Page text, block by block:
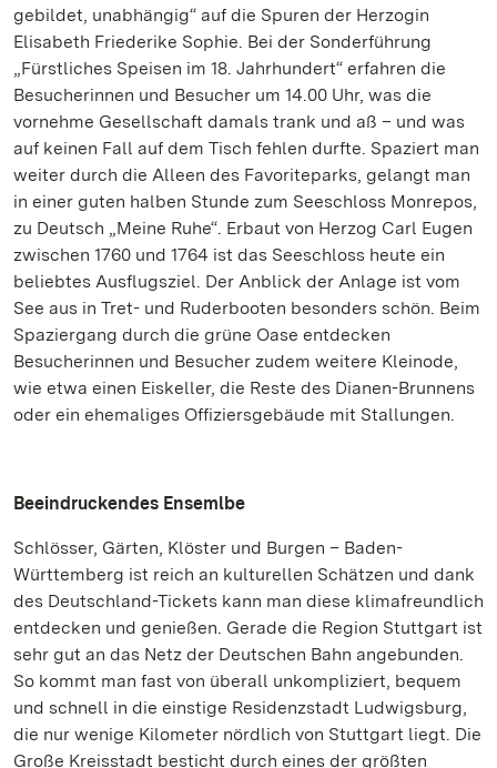
gebildet, unabhängig“ auf die Spuren der Herzogin
Elisabeth Friederike Sophie. Bei der Sonderführung
„Fürstliches Speisen im 18. Jahrhundert“ erfahren die
Besucherinnen und Besucher um 14.00 Uhr, was die
vornehme Gesellschaft damals trank und aß – und was
auf keinen Fall auf dem Tisch fehlen durfte. Spaziert man
weiter durch die Alleen des Favoriteparks, gelangt man
in einer guten halben Stunde zum Seeschloss Monrepos,
zu Deutsch „Meine Ruhe“. Erbaut von Herzog Carl Eugen
zwischen 1760 und 1764 ist das Seeschloss heute ein
beliebtes Ausflugsziel. Der Anblick der Anlage ist vom
See aus in Tret- und Ruderbooten besonders schön. Beim
Spaziergang durch die grüne Oase entdecken
Besucherinnen und Besucher zudem weitere Kleinode,
wie etwa einen Eiskeller, die Reste des Dianen-Brunnens
oder ein ehemaliges Offiziersgebäude mit Stallungen.
Beeindruckendes Ensemlbe
Schlösser, Gärten, Klöster und Burgen – Baden-
Württemberg ist reich an kulturellen Schätzen und dank
des Deutschland-Tickets kann man diese klimafreundlich
entdecken und genießen. Gerade die Region Stuttgart ist
sehr gut an das Netz der Deutschen Bahn angebunden.
So kommt man fast von überall unkompliziert, bequem
und schnell in die einstige Residenzstadt Ludwigsburg,
die nur wenige Kilometer nördlich von Stuttgart liegt. Die
Große Kreisstadt besticht durch eines der größten